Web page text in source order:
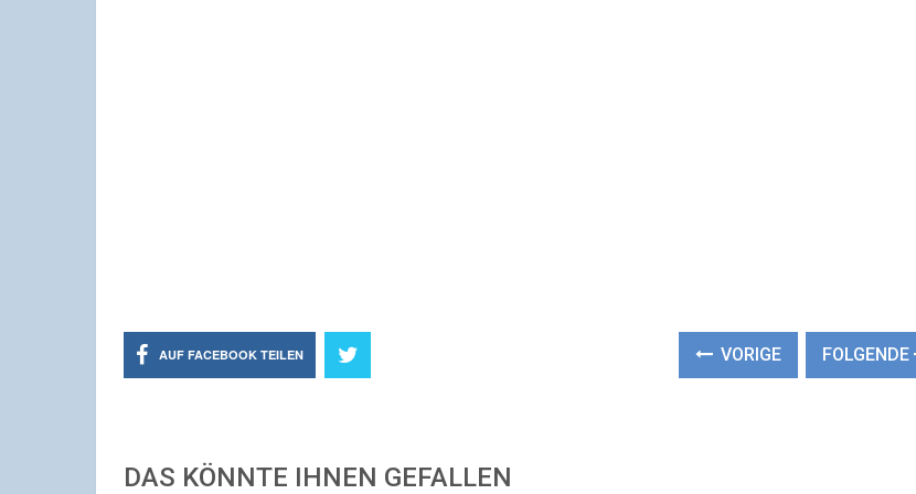
AUF FACEBOOK TEILEN VORIGE FOLGENDE
DAS KÖNNTE IHNEN GEFALLEN